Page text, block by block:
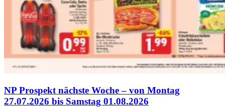
NP Prospekt nächste Woche – von Montag
27.07.2026 bis Samstag 01.08.2026